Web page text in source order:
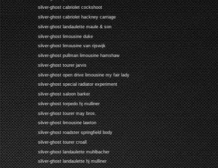
silver-ghost cabriolet cockshoot
silver-ghost cabriolet hackney carriage
silver-ghost landaulette maule & son
silver-ghost limousine duke
silver-ghost limousine van rijswijk
silver-ghost pullman limousine hamshaw
silver-ghost tourer jarvis
silver-ghost open drive limousine my fair lady
silver-ghost special radiator experiment
silver-ghost saloon barker
silver-ghost torpedo hj mulliner
silver-ghost tourer may bros.
silver-ghost limousine lawton
silver-ghost roadster springfield body
silver-ghost tourer croall
silver-ghost landaulette muhlbacher
silver-ghost landaulette hj mulliner